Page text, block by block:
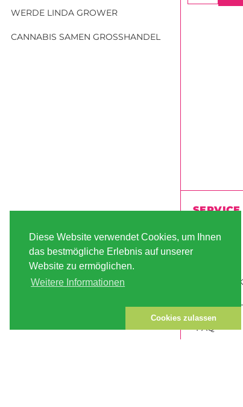
Diese Website verwendet Cookies, um Ihnen
das bestmögliche Erlebnis auf unserer
Website zu ermöglichen.
Weitere Informationen
Cookies zulassen
SERVICE
VERSAND
KUNDEN-
FAQ
WERDE LINDA GROWER
CANNABIS SAMEN GROSSHANDEL